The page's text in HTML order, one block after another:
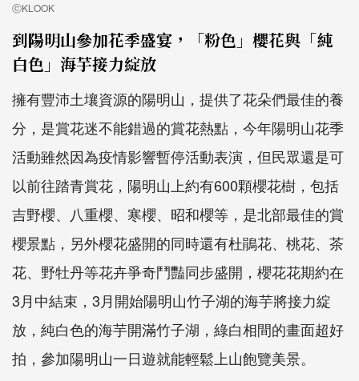
ⓒKLOOK
到陽明山參加花季盛宴，「粉色」櫻花與「純
白色」海芋接力綻放
擁有豐沛土壤資源的陽明山，提供了花朵們最佳的養
分，是賞花迷不能錯過的賞花熱點，今年陽明山花季
活動雖然因為疫情影響暫停活動表演，但民眾還是可
以前往踏青賞花，陽明山上約有600顆櫻花樹，包括
吉野櫻、八重櫻、寒櫻、昭和櫻等，是北部最佳的賞
櫻景點，另外櫻花盛開的同時還有杜鵑花、桃花、茶
花、野牡丹等花卉爭奇鬥豔同步盛開，櫻花花期約在
3月中結束，3月開始陽明山竹子湖的海芋將接力綻
放，純白色的海芋開滿竹子湖，綠白相間的畫面超好
拍，參加陽明山一日遊就能輕鬆上山飽覽美景。